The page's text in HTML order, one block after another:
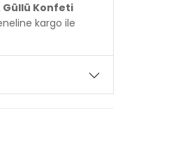
Güllü Konfeti
kargo ile